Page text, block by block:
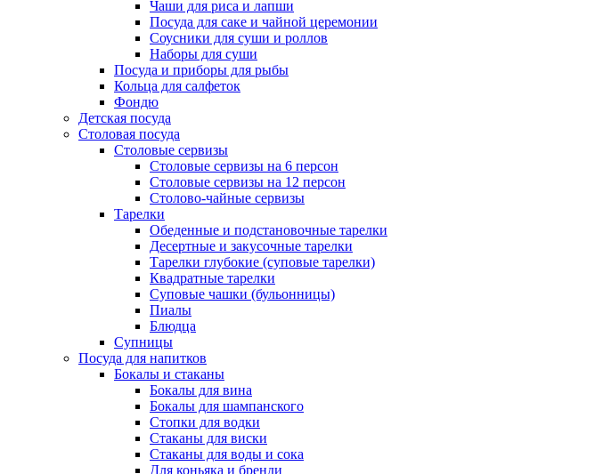
Чаши для риса и лапши
Посуда для саке и чайной церемонии
Соусники для суши и роллов
Наборы для суши
Посуда и приборы для рыбы
Кольца для салфеток
Фондю
Детская посуда
Столовая посуда
Столовые сервизы
Столовые сервизы на 6 персон
Столовые сервизы на 12 персон
Столово-чайные сервизы
Тарелки
Обеденные и подстановочные тарелки
Десертные и закусочные тарелки
Тарелки глубокие (суповые тарелки)
Квадратные тарелки
Суповые чашки (бульонницы)
Пиалы
Блюдца
Супницы
Посуда для напитков
Бокалы и стаканы
Бокалы для вина
Бокалы для шампанского
Стопки для водки
Стаканы для виски
Стаканы для воды и сока
Для коньяка и бренди